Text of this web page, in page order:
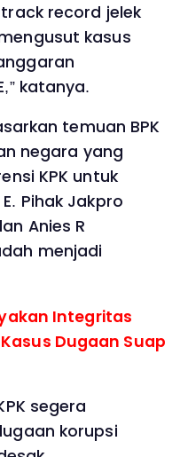
record jelek
kasus
katanya.
temuan BPK
negara yang
KPK untuk
Pihak Jakpro
Anies R
menjadi
Integritas
Dugaan Suap
segera
korupsi